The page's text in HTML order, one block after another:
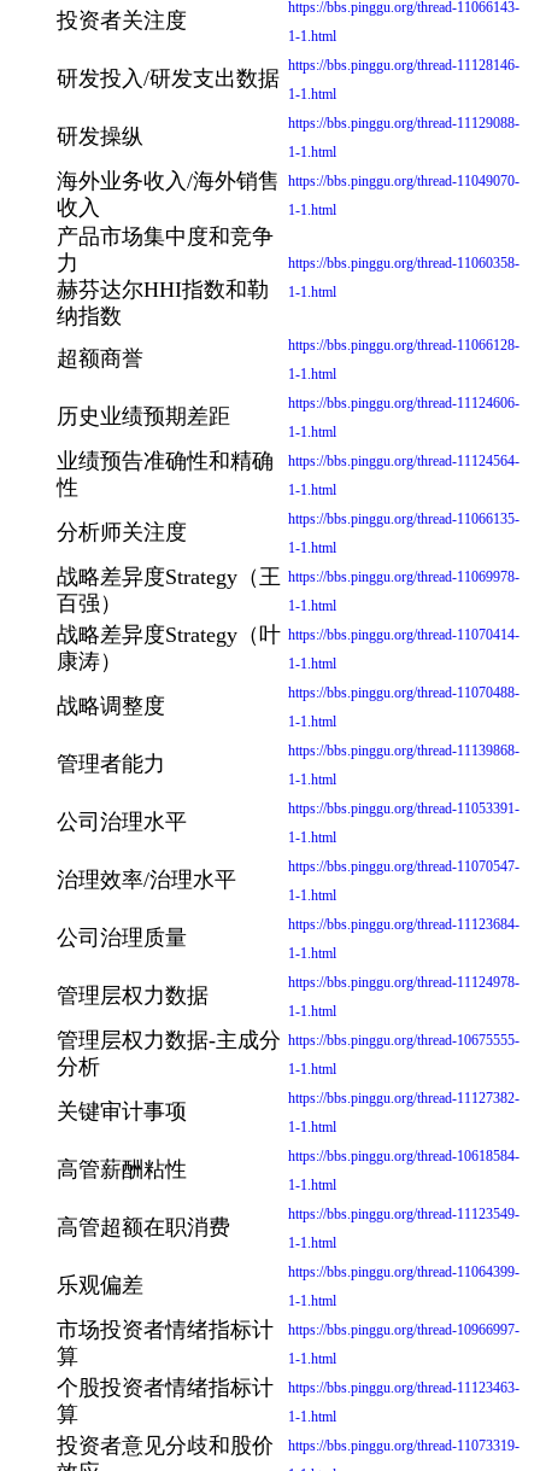
投资者关注度
https://bbs.pinggu.org/thread-11066143-
1-1.html
研发投入/研发支出数据
https://bbs.pinggu.org/thread-11128146-
1-1.html
研发操纵
https://bbs.pinggu.org/thread-11129088-
1-1.html
海外业务收入/海外销售
收入
https://bbs.pinggu.org/thread-11049070-
1-1.html
产品市场集中度和竞争
力
https://bbs.pinggu.org/thread-11060358-
1-1.html
赫芬达尔HHI指数和勒
纳指数
超额商誉
https://bbs.pinggu.org/thread-11066128-
1-1.html
历史业绩预期差距
https://bbs.pinggu.org/thread-11124606-
1-1.html
业绩预告准确性和精确
性
https://bbs.pinggu.org/thread-11124564-
1-1.html
分析师关注度
https://bbs.pinggu.org/thread-11066135-
1-1.html
战略差异度Strategy（王
百强）
https://bbs.pinggu.org/thread-11069978-
1-1.html
战略差异度Strategy（叶
康涛）
https://bbs.pinggu.org/thread-11070414-
1-1.html
战略调整度
https://bbs.pinggu.org/thread-11070488-
1-1.html
管理者能力
https://bbs.pinggu.org/thread-11139868-
1-1.html
公司治理水平
https://bbs.pinggu.org/thread-11053391-
1-1.html
治理效率/治理水平
https://bbs.pinggu.org/thread-11070547-
1-1.html
公司治理质量
https://bbs.pinggu.org/thread-11123684-
1-1.html
管理层权力数据
https://bbs.pinggu.org/thread-11124978-
1-1.html
管理层权力数据-主成分
分析
https://bbs.pinggu.org/thread-10675555-
1-1.html
关键审计事项
https://bbs.pinggu.org/thread-11127382-
1-1.html
高管薪酬粘性
https://bbs.pinggu.org/thread-10618584-
1-1.html
高管超额在职消费
https://bbs.pinggu.org/thread-11123549-
1-1.html
乐观偏差
https://bbs.pinggu.org/thread-11064399-
1-1.html
市场投资者情绪指标计
算
https://bbs.pinggu.org/thread-10966997-
1-1.html
个股投资者情绪指标计
算
https://bbs.pinggu.org/thread-11123463-
1-1.html
投资者意见分歧和股价
https://bbs.pinggu.org/thread-11073319-